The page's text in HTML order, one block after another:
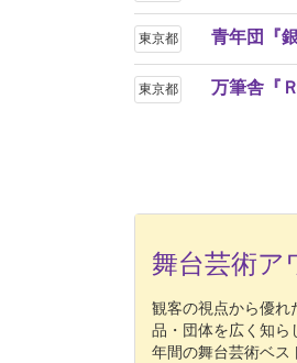
東京都 青年団『
東京都 万筆舎『
舞台芸術ア
観客の視点から優れ
品・団体を広く知ら
年間の舞台芸術ベス